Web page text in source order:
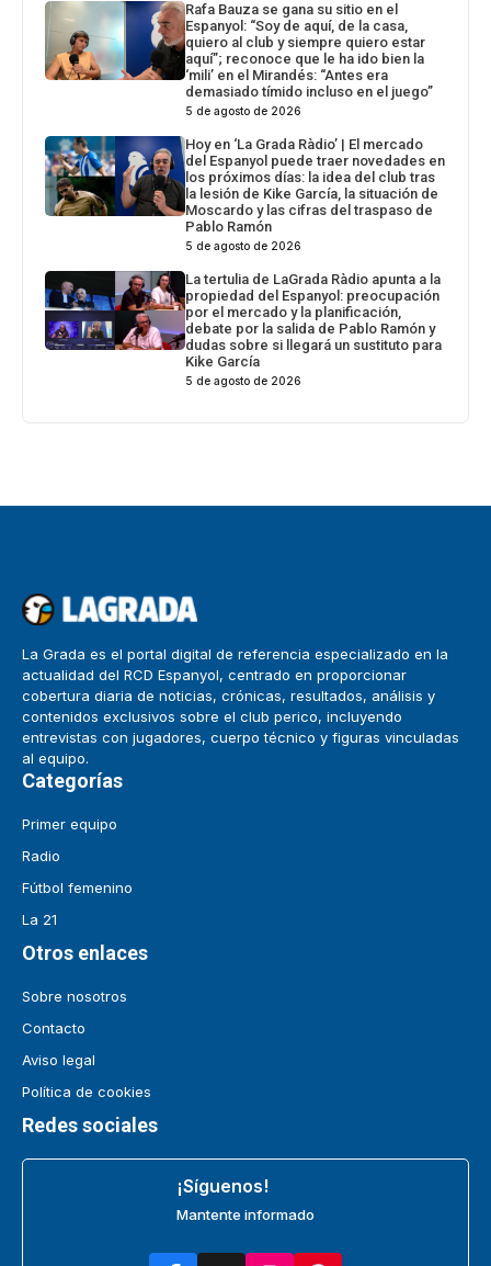
Rafa Bauza se gana su sitio en el
Espanyol: “Soy de aquí, de la casa,
quiero al club y siempre quiero estar
aquí”; reconoce que le ha ido bien la
‘mili’ en el Mirandés: “Antes era
demasiado tímido incluso en el juego”
5 de agosto de 2026
Hoy en ‘La Grada Ràdio’ | El mercado
del Espanyol puede traer novedades en
los próximos días: la idea del club tras
la lesión de Kike García, la situación de
Moscardo y las cifras del traspaso de
Pablo Ramón
5 de agosto de 2026
La tertulia de LaGrada Ràdio apunta a la
propiedad del Espanyol: preocupación
por el mercado y la planificación,
debate por la salida de Pablo Ramón y
dudas sobre si llegará un sustituto para
Kike García
5 de agosto de 2026
La Grada es el portal digital de referencia especializado en la
actualidad del RCD Espanyol, centrado en proporcionar
cobertura diaria de noticias, crónicas, resultados, análisis y
contenidos exclusivos sobre el club perico, incluyendo
entrevistas con jugadores, cuerpo técnico y figuras vinculadas
al equipo.
Categorías
Primer equipo
Radio
Fútbol femenino
La 21
Otros enlaces
Sobre nosotros
Contacto
Aviso legal
Política de cookies
Redes sociales
¡Síguenos!
Mantente informado